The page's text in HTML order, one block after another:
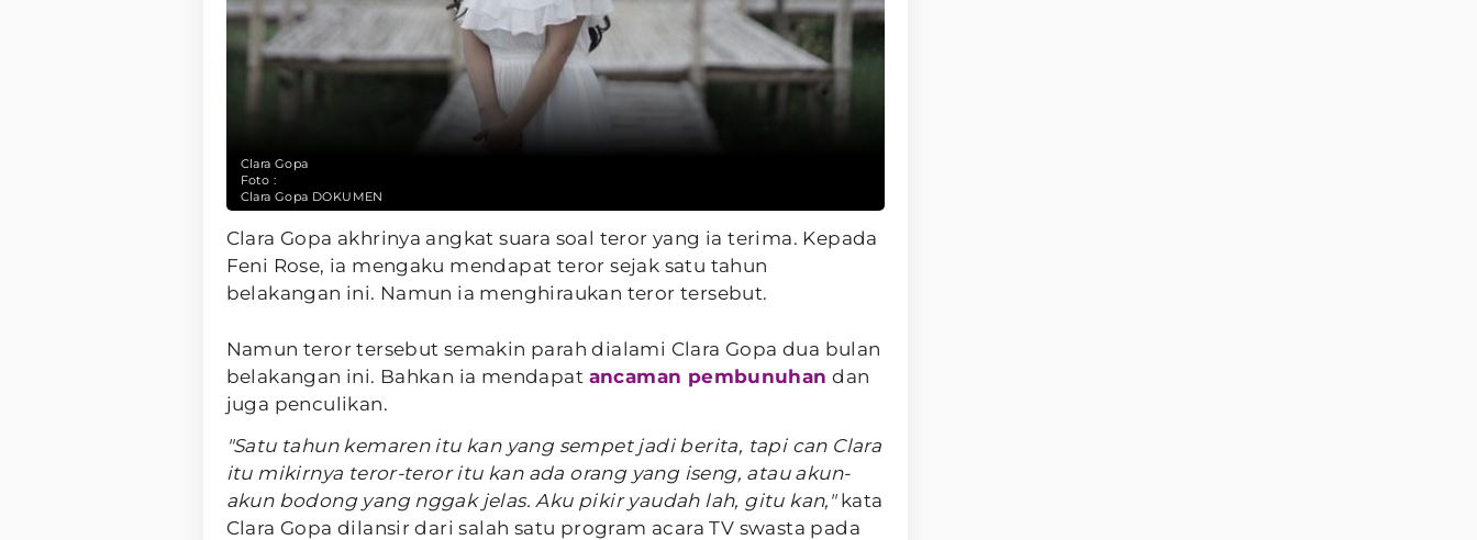
Clara Gopa
Foto :
Clara Gopa DOKUMEN
Clara Gopa akhrinya angkat suara soal teror yang ia terima. Kepada
Feni Rose, ia mengaku mendapat teror sejak satu tahun
belakangan ini. Namun ia menghiraukan teror tersebut.
Namun teror tersebut semakin parah dialami Clara Gopa dua bulan
belakangan ini. Bahkan ia mendapat ancaman pembunuhan dan
juga penculikan.
"Satu tahun kemaren itu kan yang sempet jadi berita, tapi can Clara
itu mikirnya teror-teror itu kan ada orang yang iseng, atau akun-
akun bodong yang nggak jelas. Aku pikir yaudah lah, gitu kan,"kata
Clara Gopa dilansir dari salah satu program acara TV swasta pada